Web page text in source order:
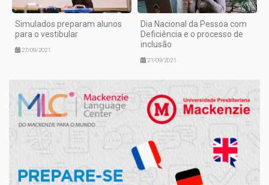
Simulados preparam alunos
para o vestibular
27/09/2021
Dia Nacional da Pessoa com
Deficiência e o processo de
inclusão
21/09/2021